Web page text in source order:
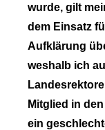
wurde, gilt
dem Einsatz
Aufklärung
weshalb ich
Mitglied in
ein